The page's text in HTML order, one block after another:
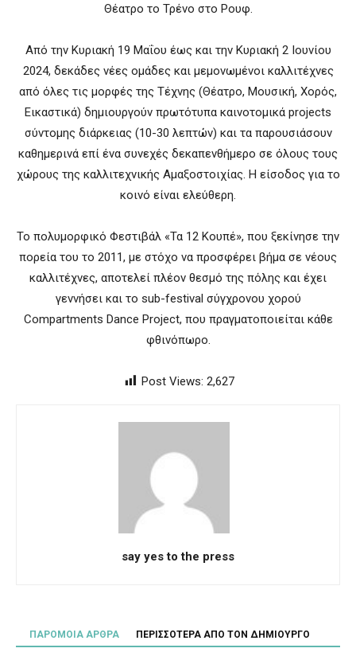
Θέατρο το Τρένο στο Ρουφ.
Από την Κυριακή 19 Μαΐου έως και την Κυριακή 2 Ιουνίου
2024, δεκάδες νέες ομάδες και μεμονωμένοι καλλιτέχνες
από όλες τις μορφές της Τέχνης (Θέατρο, Μουσική, Χορός,
Εικαστικά) δημιουργούν πρωτότυπα καινοτομικά projects
σύντομης διάρκειας (10-30 λεπτών) και τα παρουσιάσουν
καθημερινά επί ένα συνεχές δεκαπενθήμερο σε όλους τους
χώρους της καλλιτεχνικής Αμαξοστοιχίας. Η είσοδος για το
κοινό είναι ελεύθερη.
Το πολυμορφικό Φεστιβάλ «Τα 12 Κουπέ», που ξεκίνησε την
πορεία του το 2011, με στόχο να προσφέρει βήμα σε νέους
καλλιτέχνες, αποτελεί πλέον θεσμό της πόλης και έχει
γεννήσει και το sub-festival σύγχρονου χορού
Compartments Dance Project, που πραγματοποιείται κάθε
φθινόπωρο.
Post Views: 2,627
say yes to the press
ΠΑΡΟΜΟΙΑ ΑΡΘΡΑ ΠΕΡΙΣΣΟΤΕΡΑ ΑΠΟ ΤΟΝ ΔΗΜΙΟΥΡΓΟ